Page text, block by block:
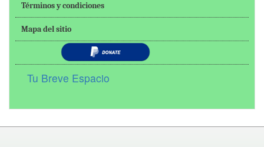
Términos y condiciones
Mapa del sitio
Tu Breve Espacio